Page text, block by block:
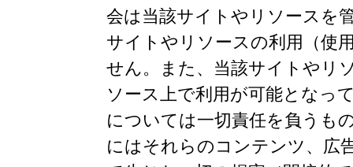
会は当該サイトやリソースを
サイトやリソースの利用（使
せん。また、当該サイトやリ
ソース上で利用が可能となっ
については一切責任を負うも
にはそれらのコンテンツ、広